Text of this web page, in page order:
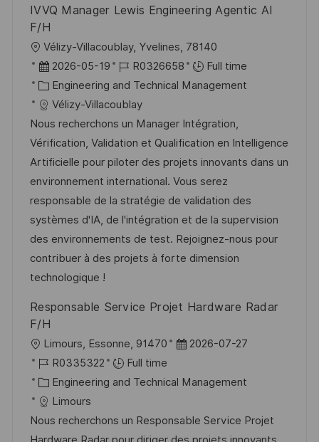
IVVQ Manager Lewis Engineering Agentic AI
F/H
L
o
c
a
t
i
o
n
Vélizy-Villacoublay, Yvelines, 78140
P
o
s
t
e
d
D
a
t
e
2026-05-19
J
o
b
I
d
R0326658
Full time
C
a
t
e
g
o
r
y
Engineering and Technical Management
Vélizy-Villacoublay
Nous recherchons un Manager Intégration,
Vérification, Validation et Qualification en Intelligence
Artificielle pour piloter des projets innovants dans un
environnement international. Vous serez
responsable de la stratégie de validation des
systèmes d'IA, de l'intégration et de la supervision
des environnements de test. Rejoignez-nous pour
contribuer à des projets à forte dimension
technologique !
Responsable Service Projet Hardware Radar
F/H
L
o
c
a
t
i
Limours, Essonne, 91470
P
s
e
d
2026-07-27
J
o
b
I
d
R0335322
Full time
C
a
t
e
Engineering and Technical Management
Limours
Nous recherchons un Responsable Service Projet